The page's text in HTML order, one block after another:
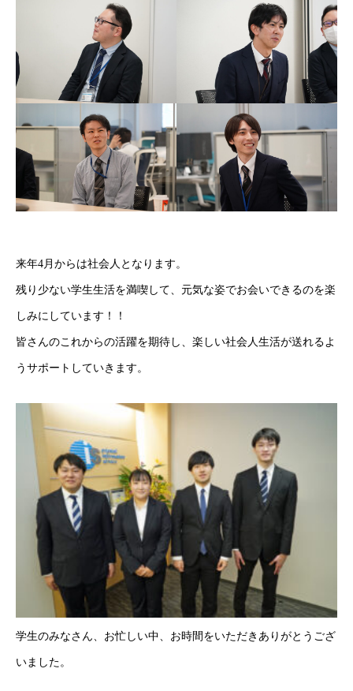
企業情報
採用情報
開発分野
社員インタビュー
採用Q&A
来年4月からは社会人となります。
残り少ない学生生活を満喫して、元気な姿でお会いできるのを楽
しみにしています！！
皆さんのこれからの活躍を期待し、楽しい社会人生活が送れるよ
うサポートしていきます。
学生のみなさん、お忙しい中、お時間をいただきありがとうござ
いました。